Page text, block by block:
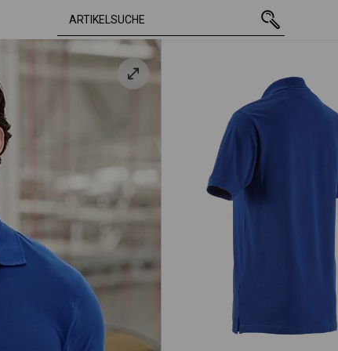
kornblau S CHF 25.90